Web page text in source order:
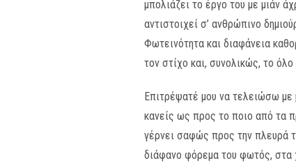
μπολιάζει το έργο του με μιάν
αντιστοιχεί σ’ ανθρώπινο
Φωτεινότητα και διαφάνεια
τον στίχο και, συνολικώς, το
Επιτρέψατέ μου να τελειώσω με
κανείς ως προς το ποιο από τα
γέρνει σαφώς προς την πλευρά
διάφανο φόρεμα του φωτός, στα